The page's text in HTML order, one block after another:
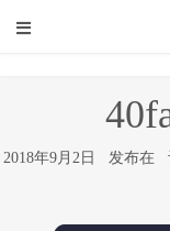
2018年9月2日 发布在